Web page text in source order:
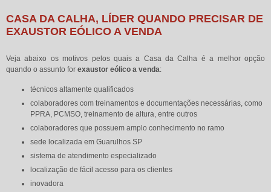
CASA DA CALHA, LÍDER QUANDO PRECISAR DE
EXAUSTOR EÓLICO A VENDA
Veja abaixo os motivos pelos quais a Casa da Calha é a melhor opção
quando o assunto for exaustor eólico a venda:
técnicos altamente qualificados
colaboradores com treinamentos e documentações necessárias, como
PPRA, PCMSO, treinamento de altura, entre outros
colaboradores que possuem amplo conhecimento no ramo
sede localizada em Guarulhos SP
sistema de atendimento especializado
localização de fácil acesso para os clientes
inovadora